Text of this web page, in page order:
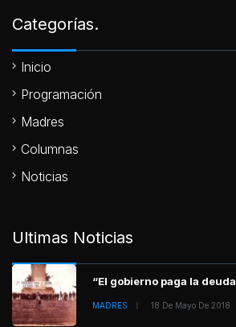
Categorías.
Inicio
Programación
Madres
Columnas
Noticias
Ultimas Noticias
“El gobierno paga la deuda
MADRES 18 De Mayo De 2018